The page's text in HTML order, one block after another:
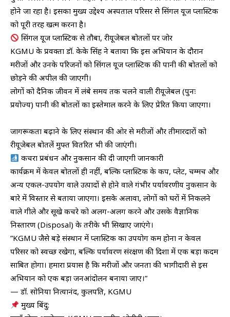
होने जा रहा है। इसका मुख्य उद्देश्य अस्पताल परिसर से सिंगल यूज प्लास्टिक
को पूरी तरह खत्म करना है।
सिंगल यूज प्लास्टिक से तौबा, रीयूजेबल बोतलों पर जोर
​KGMU के प्रवक्ता डॉ. केके सिंह ने बताया कि इस अभियान के दौरान
मरीजों और उनके परिजनों को सिंगल यूज प्लास्टिक की पानी की बोतलों को
छोड़ने की अपील की जाएगी।
​लोगों को दैनिक जीवन में लंबे समय तक चलने वाली रीयूजेबल (पुनः
प्रयोज्य) पानी की बोतलों का इस्तेमाल करने के लिए प्रेरित किया जाएगा।
​जागरूकता बढ़ाने के लिए संस्थान की ओर से मरीजों और तीमारदारों को
रीयूजेबल बोतलें मुफ्त वितरित भी की जाएंगी।
कचरा प्रबंधन और नुकसान की दी जाएगी जानकारी
​कार्यक्रम में केवल बोतलों ही नहीं, बल्कि प्लास्टिक के कप, प्लेट, चम्मच और
अन्य एकल-उपयोग वाले उत्पादों से होने वाले गंभीर पर्यावरणीय नुकसान के
बारे में विस्तार से बताया जाएगा। इसके अलावा, लोगों को घरों में निकलने
वाले गीले और सूखे कचरे को अलग-अलग करने और उसके वैज्ञानिक
निस्तारण (Disposal) के तरीके भी सिखाए जाएंगे।
​”KGMU जैसे बड़े संस्थान में प्लास्टिक का उपयोग कम होना न केवल
परिसर को स्वच्छ रखेगा, बल्कि पर्यावरण संरक्षण की दिशा में एक बड़ा कदम
साबित होगा। हमारा प्रयास है कि मरीजों और जनता की भागीदारी से इस
अभियान को एक बड़ा जनआंदोलन बनाया जाए।”
— डॉ. सोनिया नित्यानंद, कुलपति, KGMU
मुख्य बिंदु: